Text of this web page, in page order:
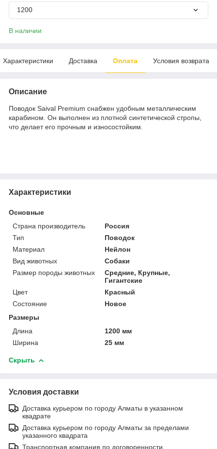
1200
В наличии
Характеристики Доставка Оплата Условия возврата
Описание
Поводок Saival Premium снабжен удобным металлическим
карабином. Он выполнен из плотной синтетической стропы,
что делает его прочным и износостойким.
Характеристики
Основные
Страна производитель
Россия
Тип
Поводок
Материал
Нейлон
Вид животных
Собаки
Размер породы животных
Средние, Крупные,
Гигантские
Цвет
Красный
Состояние
Новое
Размеры
Длина
1200 мм
Ширина
25 мм
Скрыть
Условия доставки
Доставка курьером по городу Алматы в указанном
квадрате
Доставка курьером по городу Алматы за пределами
указанного квадрата
Транспортная компания по договоренности.